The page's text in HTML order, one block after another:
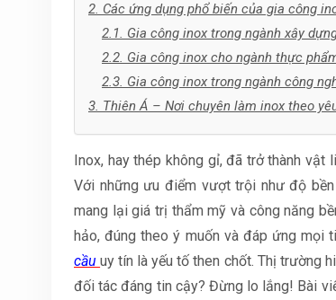
2. Các ứng dụng phổ biến của gia công
2.1. Gia công inox trong ngành xây
2.2. Gia công inox cho ngành thực
2.3. Gia công inox trong ngành công
3. Thiên Á – Nơi chuyên làm inox theo
Inox, hay thép không gỉ, đã trở thành vật
Với những ưu điểm vượt trội như độ
mang lại giá trị thẩm mỹ và công năng
hảo, đúng theo ý muốn và đáp ứng mọi
cầu uy tín là yếu tố then chốt. Thị trường
đối tác đáng tin cậy? Đừng lo lắng! Bài